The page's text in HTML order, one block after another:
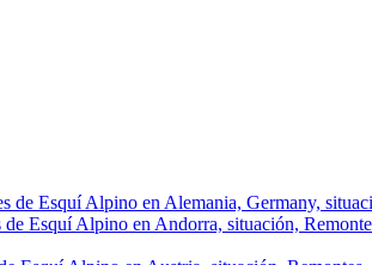
de Esquí Alpino en Alemania, Germany,
de Esquí Alpino en Andorra, situación,